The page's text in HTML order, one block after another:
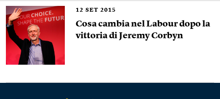
12 SET 2015
Cosa cambia nel Labour dopo la
vittoria di Jeremy Corbyn